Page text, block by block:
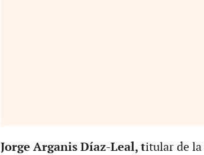
Jorge Arganis Díaz-Leal, titular de la